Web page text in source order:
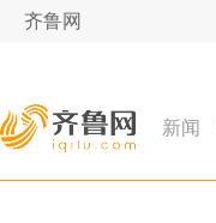
齐鲁网
新闻